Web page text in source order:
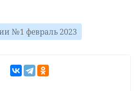
№1 февраль 2023